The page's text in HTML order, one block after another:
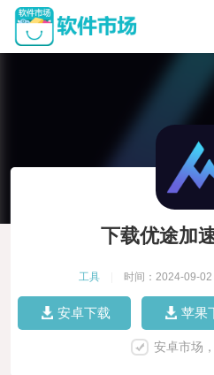
下载优途加
工具 时间：2024-09-02
安卓下载 苹果
安卓市场